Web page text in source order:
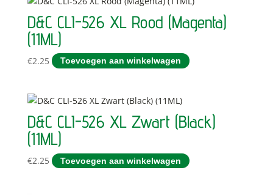
D&C CLI-526 XL Rood (Magenta)
(11ML)
€2.25 Toevoegen aan winkelwagen
D&C CLI-526 XL Zwart (Black)
(11ML)
€2.25 Toevoegen aan winkelwagen